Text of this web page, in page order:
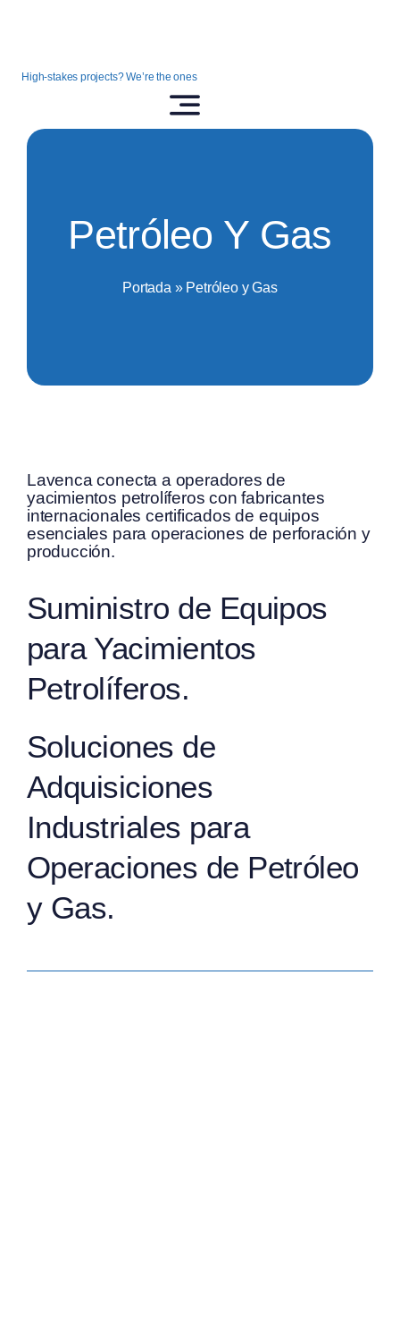
High-stakes projects? We’re the ones
Petróleo Y Gas
Portada » Petróleo y Gas
Lavenca conecta a operadores de
yacimientos petrolíferos con fabricantes
internacionales certificados de equipos
esenciales para operaciones de perforación y
producción.
Suministro de Equipos
para Yacimientos
Petrolíferos.
Soluciones de
Adquisiciones
Industriales para
Operaciones de Petróleo
y Gas.